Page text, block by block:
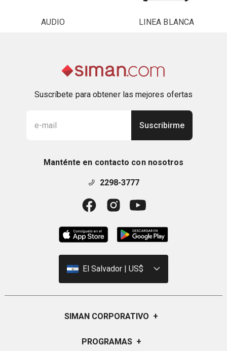
AUDIO LINEA BLANCA
Suscríbete para obtener las mejores ofertas
Suscribirme
Manténte en contacto con nosotros
2298-3777
El Salvador | US$
SIMAN CORPORATIVO +
Quiénes Somos
PROGRAMAS +